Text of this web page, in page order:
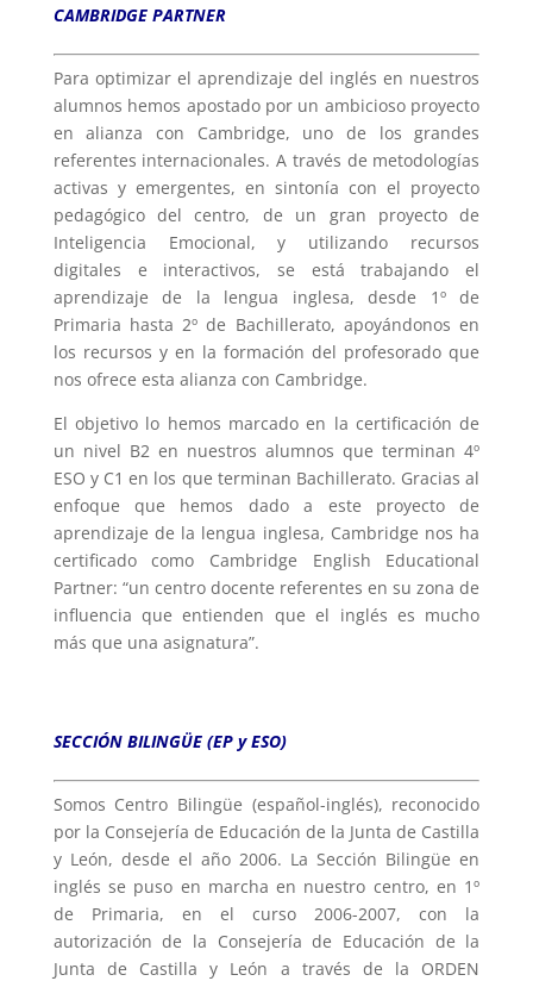
CAMBRIDGE PARTNER
Para optimizar el aprendizaje del inglés en nuestros
alumnos hemos apostado por un ambicioso proyecto
en alianza con Cambridge, uno de los grandes
referentes internacionales. A través de metodologías
activas y emergentes, en sintonía con el proyecto
pedagógico del centro, de un gran proyecto de
Inteligencia Emocional, y utilizando recursos
digitales e interactivos, se está trabajando el
aprendizaje de la lengua inglesa, desde 1º de
Primaria hasta 2º de Bachillerato, apoyándonos en
los recursos y en la formación del profesorado que
nos ofrece esta alianza con Cambridge.
El objetivo lo hemos marcado en la certificación de
un nivel B2 en nuestros alumnos que terminan 4º
ESO y C1 en los que terminan Bachillerato. Gracias al
enfoque que hemos dado a este proyecto de
aprendizaje de la lengua inglesa, Cambridge nos ha
certificado como Cambridge English Educational
Partner: “un centro docente referentes en su zona de
influencia que entienden que el inglés es mucho
más que una asignatura”.
SECCIÓN BILINGÜE (EP y ESO)
Somos Centro Bilingüe (español-inglés), reconocido
por la Consejería de Educación de la Junta de Castilla
y León, desde el año 2006. La Sección Bilingüe en
inglés se puso en marcha en nuestro centro, en 1º
de Primaria, en el curso 2006-2007, con la
autorización de la Consejería de Educación de la
Junta de Castilla y León a través de la ORDEN